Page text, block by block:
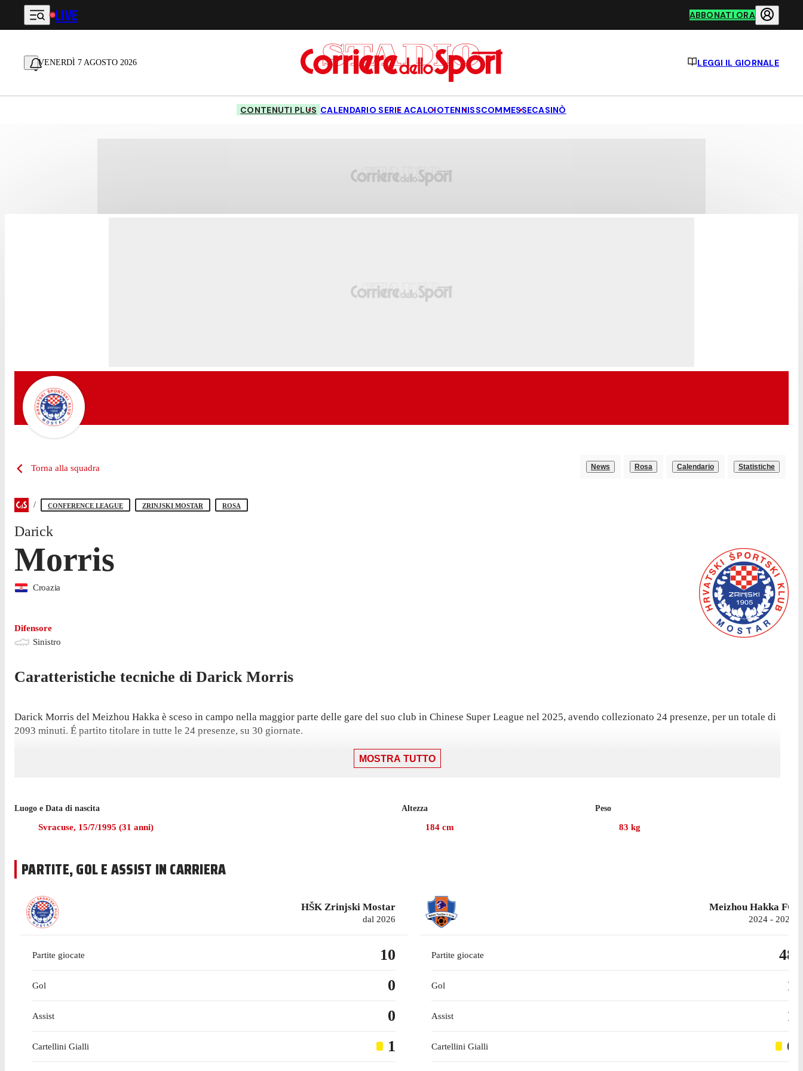
Vai al contenuto principale
LIVE ABBONATI ORA
VENERDÌ 7 AGOSTO 2026 LEGGI IL GIORNALE
CONTENUTI PLUS CALENDARIO SERIE ACALCIOTENNISSCOMMESSECASINÒ
Torna alla squadra News Rosa Calendario Statistiche
CONFERENCE LEAGUE ZRINJSKI MOSTAR ROSA
Darick
Morris
Croazia
Difensore
Sinistro
Caratteristiche tecniche di Darick Morris
Darick Morris del Meizhou Hakka è sceso in campo nella maggior parte delle gare del suo club in Chinese Super League nel 2025, avendo collezionato 24 presenze, per un totale di
2093 minuti. É partito titolare in tutte le 24 presenze, su 30 giornate.
L'ultima partita di Morris in campionato è stata l'1 novembre, partita in cui ha giocato 90 minuti con la maglia del Meizhou Hakka contro Dalian Yingbo, nel pareggio per 2-2. In
totale il difensore ha realizzato 1 rete in questa stagione. Ha ricevuto 4 cartellini gialli.
Morris ha giocato 24 partite di Chinese Super League nell'ultima stagione con Meizhou Hakka, gare in cui ha fornito 1 assist.
MOSTRA TUTTO
Luogo e Data di nascita
Svracuse, 15/7/1995 (31 anni)
Altezza
184 cm
Peso
83 kg
PARTITE, GOL E ASSIST IN CARRIERA
HŠK Zrinjski Mostar
dal 2026
Partite giocate 10
Gol 0
Assist 0
Cartellini Gialli
1
Meizhou Hakka FC
2024 - 2025
Partite giocate 48
Gol 1
Assist 1
Cartellini Gialli
6